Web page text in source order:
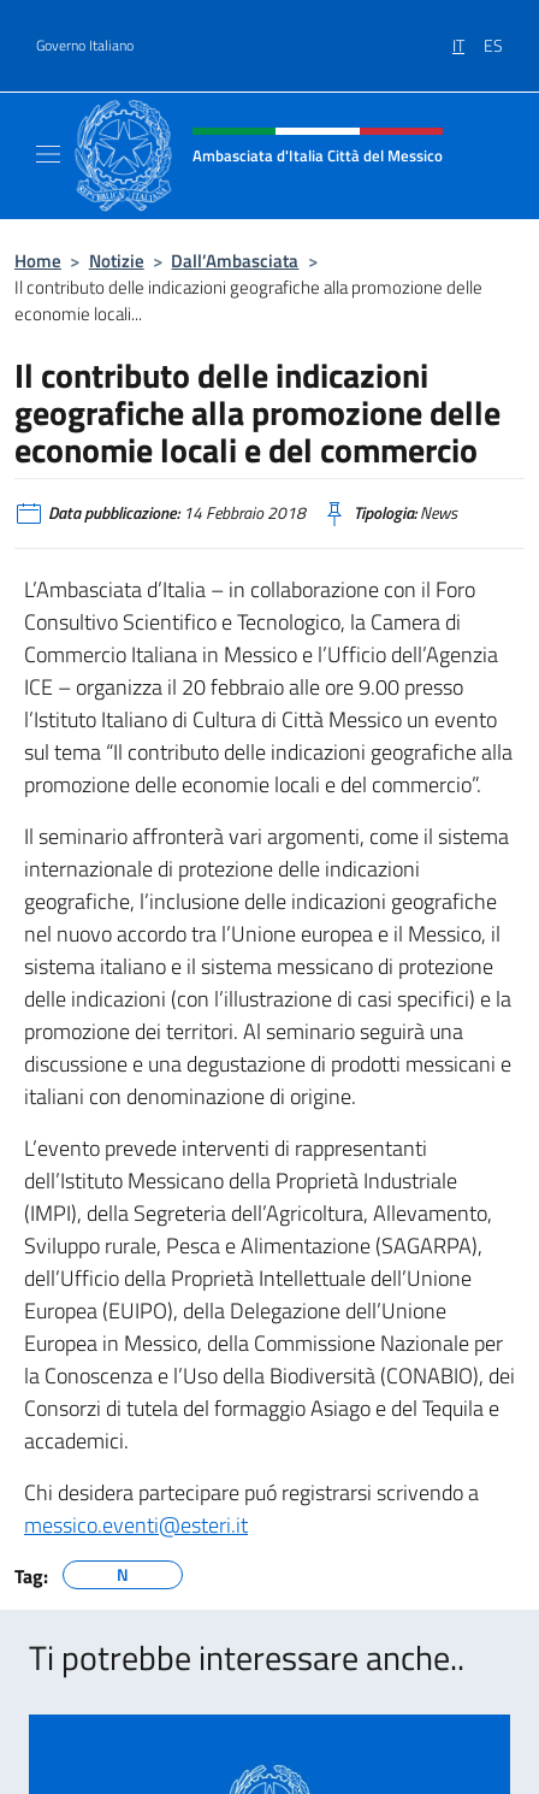
Governo Italiano IT ES
Intestazione sito, social e menù
Ambasciata d'Italia Città del Messico
Home > Notizie > Dall’Ambasciata >
Il contributo delle indicazioni geografiche alla promozione delle
economie locali...
Il contributo delle indicazioni
geografiche alla promozione delle
economie locali e del commercio
Data pubblicazione:14 Febbraio 2018 Tipologia:News
L’Ambasciata d’Italia – in collaborazione con il Foro
Consultivo Scientifico e Tecnologico, la Camera di
Commercio Italiana in Messico e l’Ufficio dell’Agenzia
ICE – organizza il 20 febbraio alle ore 9.00 presso
l’Istituto Italiano di Cultura di Città Messico un evento
sul tema “Il contributo delle indicazioni geografiche alla
promozione delle economie locali e del commercio”.
Il seminario affronterà vari argomenti, come il sistema
internazionale di protezione delle indicazioni
geografiche, l’inclusione delle indicazioni geografiche
nel nuovo accordo tra l’Unione europea e il Messico, il
sistema italiano e il sistema messicano di protezione
delle indicazioni (con l’illustrazione di casi specifici) e la
promozione dei territori. Al seminario seguirà una
discussione e una degustazione di prodotti messicani e
italiani con denominazione di origine.
L’evento prevede interventi di rappresentanti
dell’Istituto Messicano della Proprietà Industriale
(IMPI), della Segreteria dell’Agricoltura, Allevamento,
Sviluppo rurale, Pesca e Alimentazione (SAGARPA),
dell’Ufficio della Proprietà Intellettuale dell’Unione
Europea (EUIPO), della Delegazione dell’Unione
Europea in Messico, della Commissione Nazionale per
la Conoscenza e l’Uso della Biodiversità (CONABIO), dei
Consorzi di tutela del formaggio Asiago e del Tequila e
accademici.
Chi desidera partecipare puó registrarsi scrivendo a
messico.eventi@esteri.it
Tag: N
Ti potrebbe interessare anche..